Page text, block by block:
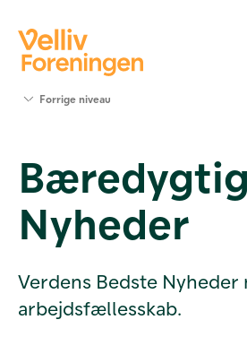
Værktøjer
og viden
Om Velliv
Foreningen
Kontakt
Forrige niveau
Nyheder
Verdens Bedste
arbejdsfællesskab.